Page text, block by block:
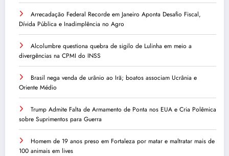
Arrecadação Federal Recorde em Janeiro Aponta Desafio Fiscal,
Dívida Pública e Inadimplência no Agro
Alcolumbre questiona quebra de sigilo de Lulinha em meio a
divergências na CPMI do INSS
Brasil nega venda de urânio ao Irã; boatos associam Ucrânia e
Oriente Médio
Trump Admite Falta de Armamento de Ponta nos EUA e Cria Polêmica
sobre Suprimentos para Guerra
Homem de 19 anos preso em Fortaleza por matar e maltratar mais de
100 animais em lives